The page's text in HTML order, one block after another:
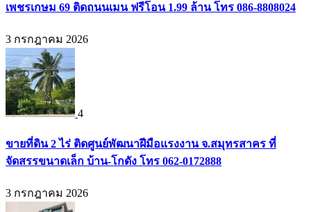
เพชรเกษม 69 ติดถนนเมน ฟรีโอน 1.99 ล้าน โทร 086-8808024
3 กรกฎาคม 2026
4
ขายที่ดิน 2 ไร่ ติดศูนย์พัฒนาฝีมือแรงงาน จ.สมุทรสาคร ที่
จัดสรรขนาดเล็ก บ้าน-โกดัง โทร 062-0172888
3 กรกฎาคม 2026